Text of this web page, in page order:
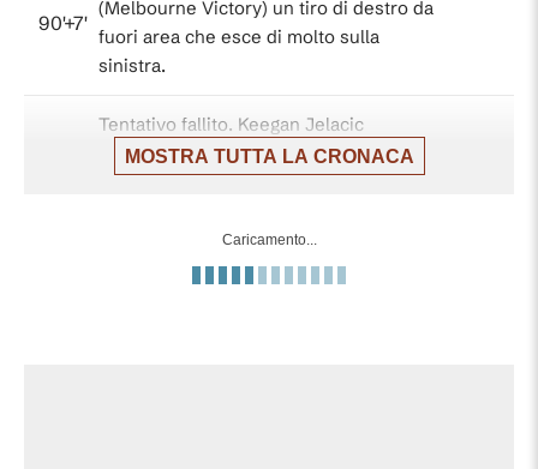
90'+7'
(Melbourne Victory) un tiro di destro da
fuori area che esce di molto sulla
sinistra.
Tentativo fallito. Keegan Jelacic
(Melbourne Victory) un tiro di destro da
fuori area che e' completamente fuori
punizione di prima.
MOSTRA TUTTA LA CRONACA
Caricamento...